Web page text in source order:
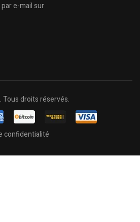
e-mail sur
. Tous droits réservés.
confidentialité